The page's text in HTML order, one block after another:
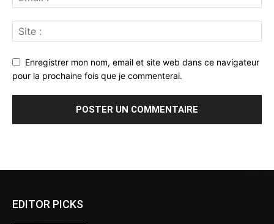
Enregistrer mon nom, email et site web dans ce navigateur
pour la prochaine fois que je commenterai.
EDITOR PICKS